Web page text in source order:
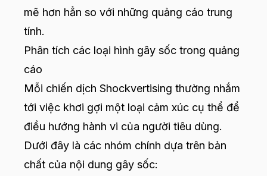
mẽ hơn hẳn so với những quảng cáo trung
tính.
Phân tích các loại hình gây sốc trong quảng
cáo
Mỗi chiến dịch Shockvertising thường nhắm
tới việc khơi gợi một loại cảm xúc cụ thể để
điều hướng hành vi của người tiêu dùng.
Dưới đây là các nhóm chính dựa trên bản
chất của nội dung gây sốc: